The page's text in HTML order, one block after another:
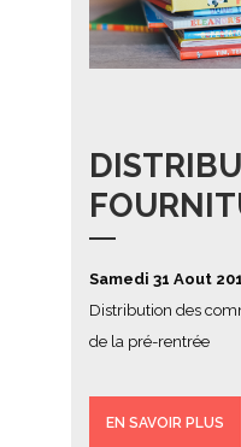
Samedi 31 Aout
Distribution des
de la pré-rentrée
EN SAVOIR PLUS